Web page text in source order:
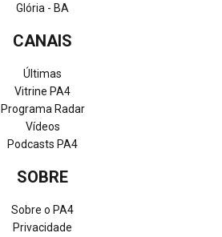
Glória - BA
CANAIS
Últimas
Vitrine PA4
Programa Radar
Vídeos
Podcasts PA4
SOBRE
Sobre o PA4
Privacidade